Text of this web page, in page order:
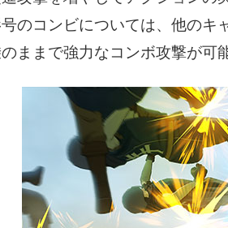
のコンビについては、他の
ままで強力なコンボ攻撃が可